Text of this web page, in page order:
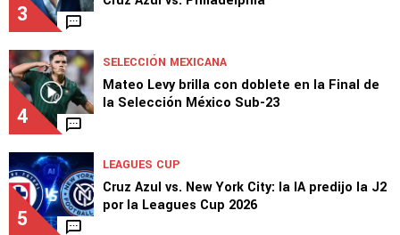
3
4
SELECCIÓN MEXICANA
Mateo Levy brilla con doblete en la Final de
la Selección México Sub-23
5
LEAGUES CUP
Cruz Azul vs. New York City: la IA predijo la J2
por la Leagues Cup 2026